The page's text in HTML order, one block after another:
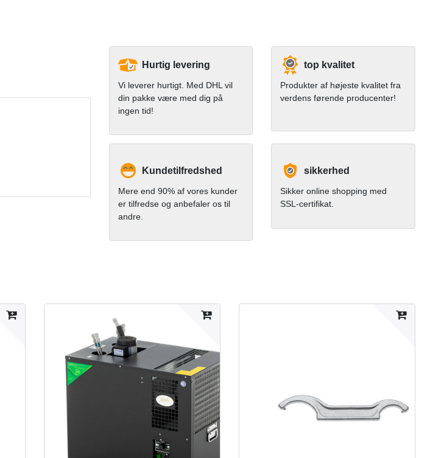
Hurtig levering
Vi leverer hurtigt. Med DHL vil
din pakke være med dig på
ingen tid!
top kvalitet
Produkter af højeste kvalitet fra
verdens førende producenter!
Kundetilfredshed
Mere end 90% af vores kunder
er tilfredse og anbefaler os til
andre.
sikkerhed
Sikker online shopping med
SSL-certifikat.